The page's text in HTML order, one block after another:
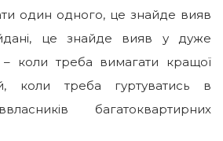
один одного, це знайде вияв
це знайде вияв у дуже
– коли треба вимагати кращої
коли треба гуртуватись в
багатоквартирних